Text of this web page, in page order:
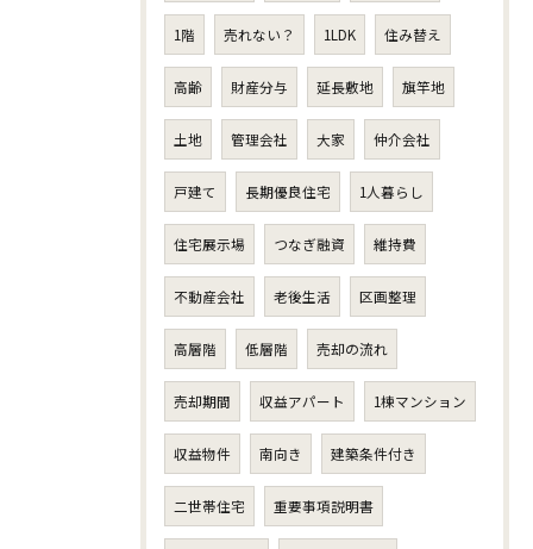
1階 売れない？ 1LDK 住み替え
高齢 財産分与 延長敷地 旗竿地
土地 管理会社 大家 仲介会社
戸建て 長期優良住宅 1人暮らし
住宅展示場 つなぎ融資 維持費
不動産会社 老後生活 区画整理
高層階 低層階 売却の流れ
売却期間 収益アパート 1棟マンション
収益物件 南向き 建築条件付き
二世帯住宅 重要事項説明書